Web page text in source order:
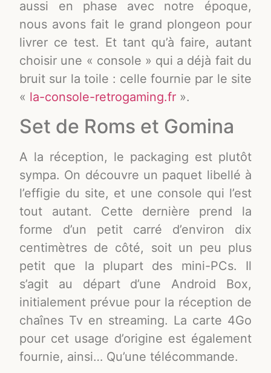
aussi en phase avec notre époque,
nous avons fait le grand plongeon pour
livrer ce test. Et tant qu’à faire, autant
choisir une « console » qui a déjà fait du
bruit sur la toile : celle fournie par le site
« la-console-retrogaming.fr ».
Set de Roms et Gomina
A la réception, le packaging est plutôt
sympa. On découvre un paquet libellé à
l’effigie du site, et une console qui l’est
tout autant. Cette dernière prend la
forme d’un petit carré d’environ dix
centimètres de côté, soit un peu plus
petit que la plupart des mini-PCs. Il
s’agit au départ d’une Android Box,
initialement prévue pour la réception de
chaînes Tv en streaming. La carte 4Go
pour cet usage d’origine est également
fournie, ainsi… Qu’une télécommande.